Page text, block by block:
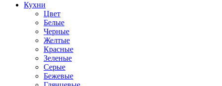
Кухни
Цвет
Белые
Черные
Желтые
Красные
Зеленые
Серые
Бежевые